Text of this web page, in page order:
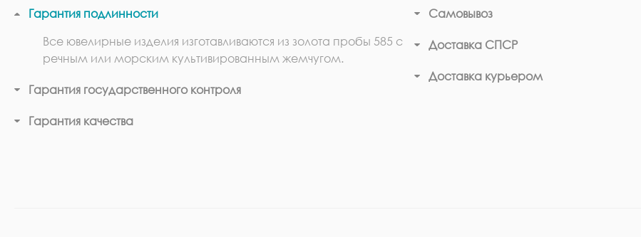
Гарантия подлинности
Все ювелирные изделия изготавливаются из золота пробы 585 с
речным или морским культивированным жемчугом.
Гарантия государственного контроля
Гарантия качества
Самовывоз
Доставка СПСР
Доставка курьером